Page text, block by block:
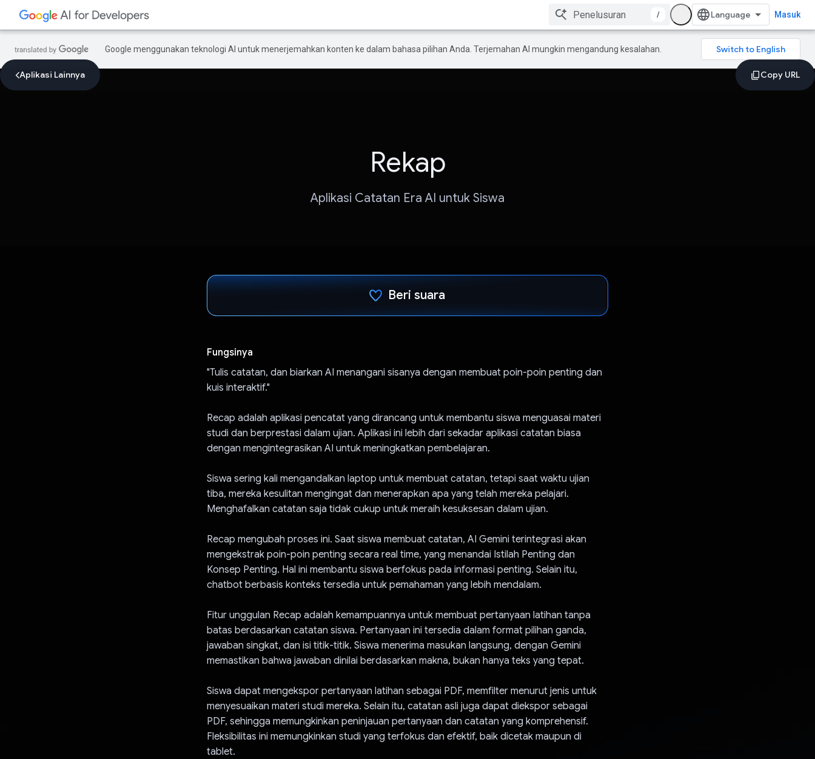
/ Masuk
Google menggunakan teknologi AI untuk menerjemahkan konten ke dalam bahasa pilihan Anda. Terjemahan AI mungkin mengandung kesalahan.
Aplikasi Lainnya
Rekap
Aplikasi Catatan Era AI untuk Siswa
Beri suara
Fungsinya
"Tulis catatan, dan biarkan AI menangani sisanya dengan membuat poin-poin penting dan
kuis interaktif."
Recap adalah aplikasi pencatat yang dirancang untuk membantu siswa menguasai materi
studi dan berprestasi dalam ujian. Aplikasi ini lebih dari sekadar aplikasi catatan biasa
dengan mengintegrasikan AI untuk meningkatkan pembelajaran.
Siswa sering kali mengandalkan laptop untuk membuat catatan, tetapi saat waktu ujian
tiba, mereka kesulitan mengingat dan menerapkan apa yang telah mereka pelajari.
Menghafalkan catatan saja tidak cukup untuk meraih kesuksesan dalam ujian.
Recap mengubah proses ini. Saat siswa membuat catatan, AI Gemini terintegrasi akan
mengekstrak poin-poin penting secara real time, yang menandai Istilah Penting dan
Konsep Penting. Hal ini membantu siswa berfokus pada informasi penting. Selain itu,
chatbot berbasis konteks tersedia untuk pemahaman yang lebih mendalam.
Fitur unggulan Recap adalah kemampuannya untuk membuat pertanyaan latihan tanpa
batas berdasarkan catatan siswa. Pertanyaan ini tersedia dalam format pilihan ganda,
jawaban singkat, dan isi titik-titik. Siswa menerima masukan langsung, dengan Gemini
memastikan bahwa jawaban dinilai berdasarkan makna, bukan hanya teks yang tepat.
Siswa dapat mengekspor pertanyaan latihan sebagai PDF, memfilter menurut jenis untuk
menyesuaikan materi studi mereka. Selain itu, catatan asli juga dapat diekspor sebagai
PDF, sehingga memungkinkan peninjauan pertanyaan dan catatan yang komprehensif.
Fleksibilitas ini memungkinkan studi yang terfokus dan efektif, baik dicetak maupun di
tablet.